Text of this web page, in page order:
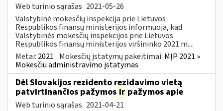
Web turinio sąrašas 2021-05-26
Valstybinė mokesčių inspekcija prie Lietuvos
Respublikos finansų ministerijos informuoja, kad
Valstybinės mokesčių inspekcijos prie Lietuvos
Respublikos finansų ministerijos viršininko 2021 m....
Metai: 2021 Mokesčių įstatymų pakeitimai: MĮP 2021 »
Mokesčiu administravimo įstatymas
Dėl Slovakijos rezidento rezidavimo vietą
patvirtinančios pažymos ir pažymos apie
Web turinio sąrašas 2021-04-21